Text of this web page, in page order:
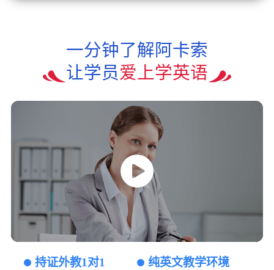
一分钟了解阿卡索
让学员爱上学英语
持证外教1对1
纯英文教学环境